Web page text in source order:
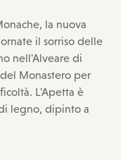
la nuova
il sorriso delle
nell'Alveare di
Monastero per
L'Apetta è
legno, dipinto a